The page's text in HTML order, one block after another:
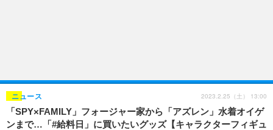
ゲーム グッズ
海外イベント ビジネス
俳優・タレント アーティスト
アニメ 実写
動画
「SPY×FAMILY」フォージャー家から「アズレン」水着オイゲ
ンまで…「#給料日」に買いたいグッズ【キャラクターフィギュ
ニュース 2023.2.25（土） 13:00